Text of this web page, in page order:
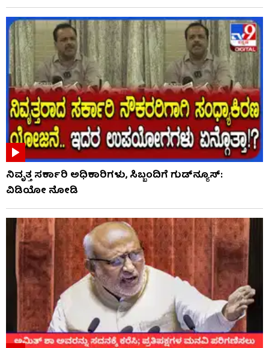
ನಿವೃತ್ತ ಸರ್ಕಾರಿ ಅಧಿಕಾರಿಗಳು, ಸಿಬ್ಬಂದಿಗೆ ಗುಡ್​ನ್ಯೂಸ್:
ವಿಡಿಯೋ ನೋಡಿ